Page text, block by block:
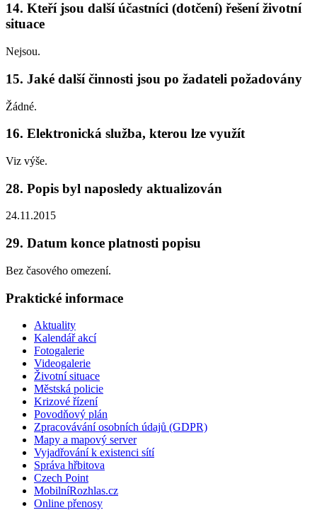
14. Kteří jsou další účastníci (dotčení) řešení životní
situace
Nejsou.
15. Jaké další činnosti jsou po žadateli požadovány
Žádné.
16. Elektronická služba, kterou lze využít
Viz výše.
28. Popis byl naposledy aktualizován
24.11.2015
29. Datum konce platnosti popisu
Bez časového omezení.
Praktické informace
Aktuality
Kalendář akcí
Fotogalerie
Videogalerie
Životní situace
Městská policie
Krizové řízení
Povodňový plán
Zpracovávání osobních údajů (GDPR)
Mapy a mapový server
Vyjadřování k existenci sítí
Správa hřbitova
Czech Point
MobilníRozhlas.cz
Online přenosy